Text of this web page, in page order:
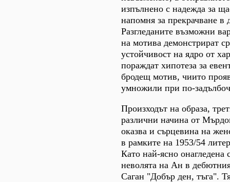
изпълнено с надежда за
напомня за прекрачване в
Разгледаните възможни
на мотива демонстрират
устойчивост на ядро от
пораждат хипотеза за
бродещ мотив, чиито
умножили при по-
Произходът на образа,
различни начина от
оказва и сърцевина на
в рамките на 1953/54
Като най-ясно онагледена
неволята на Ан в
Саган "Добър ден, тъга".